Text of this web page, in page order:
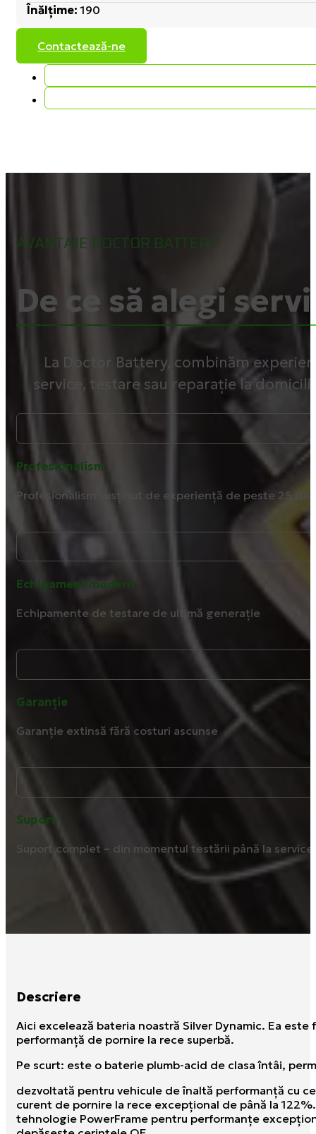
Înălțime: 190
Contactează-ne
AVANTAJE DOCTOR BATTERY
De ce să alegi
La Doctor Battery, combinăm
service, testare sau reparație la
Profesionalism
Profesionalism susținut de experiență de peste 25 de
Echipament modern
Echipamente de testare de ultimă generație
Garanție
Garanție extinsă fără costuri ascunse
Suport
Suport complet – din momentul testării până la
Descriere
Aici excelează bateria noastră Silver Dynamic. Ea
performanţă de pornire la rece superbă.
Pe scurt: este o baterie plumb-acid de clasa întâi,
dezvoltată pentru vehicule de înaltă performanţă cu
curent de pornire la rece excepţional de până la 122%.
tehnologie PowerFrame pentru performanţe